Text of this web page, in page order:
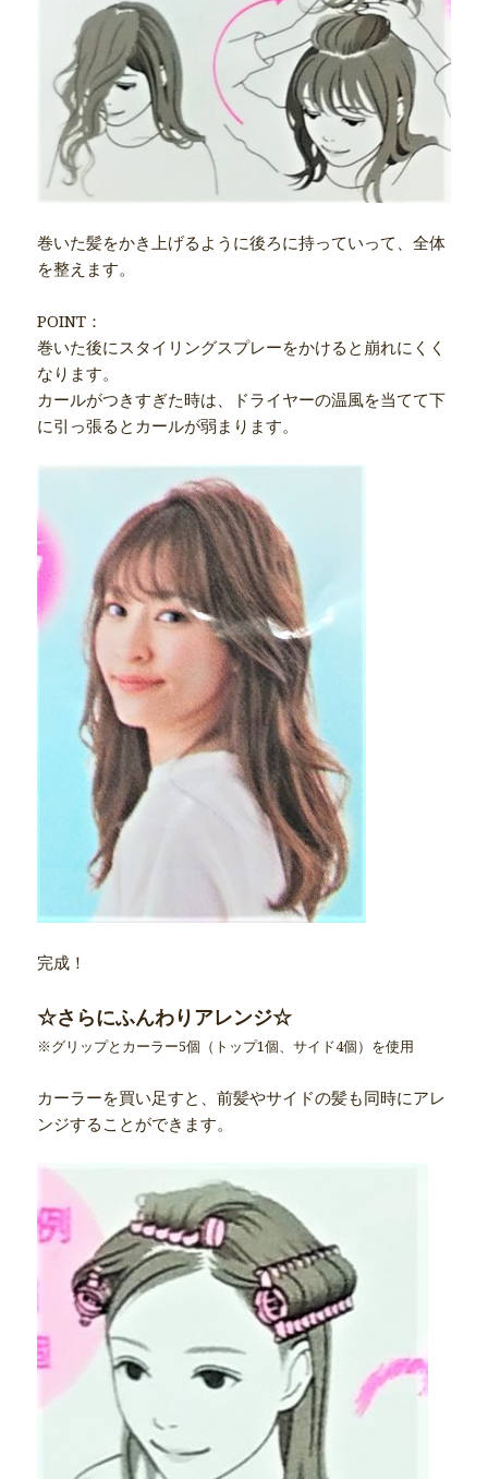
巻いた髪をかき上げるように後ろに持っていって、全体
を整えます。
POINT：
巻いた後にスタイリングスプレーをかけると崩れにくく
なります。
カールがつきすぎた時は、ドライヤーの温風を当てて下
に引っ張るとカールが弱まります。
完成！
☆さらにふんわりアレンジ☆
※グリップとカーラー5個（トップ1個、サイド4個）を使用
カーラーを買い足すと、前髪やサイドの髪も同時にアレ
ンジすることができます。